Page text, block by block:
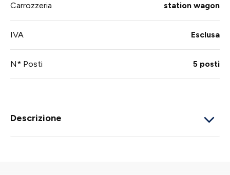
Carrozzeria station wagon
IVA Esclusa
N* Posti 5 posti
Descrizione